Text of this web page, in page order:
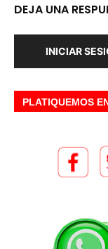
DEJA UNA
INICIAR
PLATIQUEMOS